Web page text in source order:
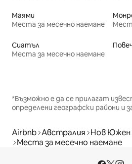
Маями
Места за месечно наемане
Сиатъл
Места за месечно наемане
*Възможно е да се прилагат
определени географски райони и
Airbnb Австралия Нов Южен
Места за месечно наемане